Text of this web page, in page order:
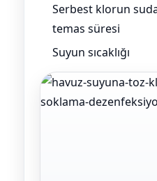
Serbest klorun
temas süresi
Suyun sıcaklığı